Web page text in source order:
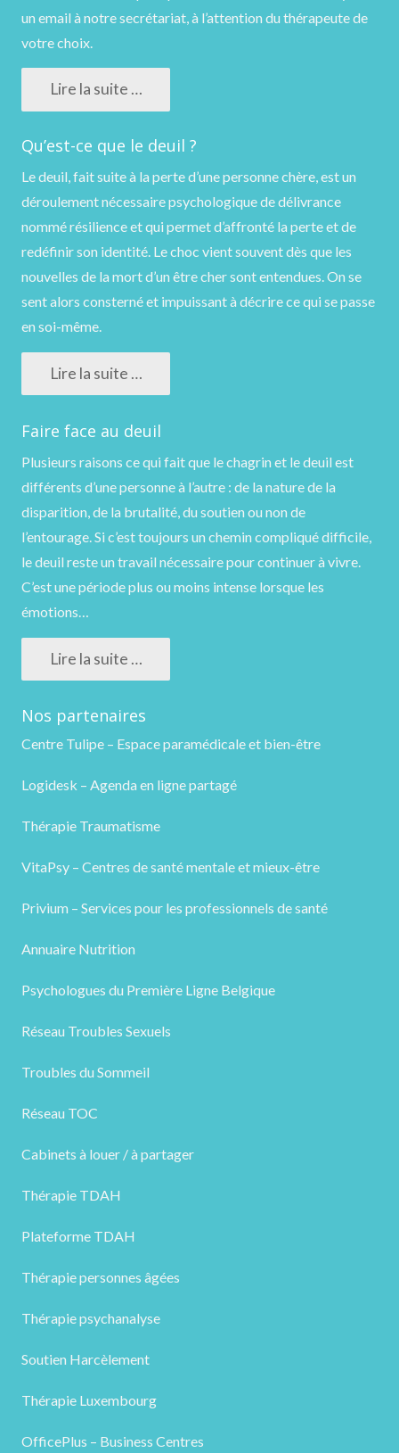
un email à notre secrétariat, à l’attention du thérapeute de
votre choix.
Lire la suite …
Qu’est-ce que le deuil ?
Le deuil, fait suite à la perte d’une personne chère, est un
déroulement nécessaire psychologique de délivrance
nommé résilience et qui permet d’affronté la perte et de
redéfinir son identité. Le choc vient souvent dès que les
nouvelles de la mort d’un être cher sont entendues. On se
sent alors consterné et impuissant à décrire ce qui se passe
en soi-même.
Lire la suite …
Faire face au deuil
Plusieurs raisons ce qui fait que le chagrin et le deuil est
différents d’une personne à l’autre : de la nature de la
disparition, de la brutalité, du soutien ou non de
l’entourage. Si c’est toujours un chemin compliqué difficile,
le deuil reste un travail nécessaire pour continuer à vivre.
C’est une période plus ou moins intense lorsque les
émotions…
Lire la suite …
Nos partenaires
Centre Tulipe – Espace paramédicale et bien-être
Logidesk – Agenda en ligne partagé
Thérapie Traumatisme
VitaPsy – Centres de santé mentale et mieux-être
Privium – Services pour les professionnels de santé
Annuaire Nutrition
Psychologues du Première Ligne Belgique
Réseau Troubles Sexuels
Troubles du Sommeil
Réseau TOC
Cabinets à louer / à partager
Thérapie TDAH
Plateforme TDAH
Thérapie personnes âgées
Thérapie psychanalyse
Soutien Harcèlement
Thérapie Luxembourg
OfficePlus – Business Centres